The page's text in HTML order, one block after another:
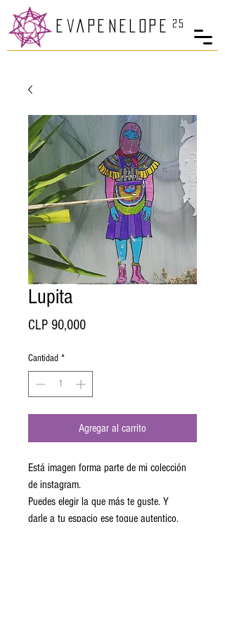
eva PenelopE 25
Lupita
CLP 90,000Precio
Cantidad *
Agregar al carrito
Está imagen forma parte de mi colección
de instagram.
Puedes elegir la que más te guste. Y
darle a tu espacio ese toque autentico.